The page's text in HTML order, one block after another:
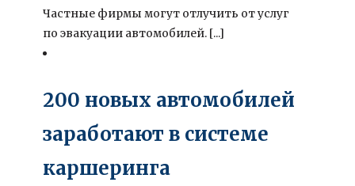
Частные фирмы могут отлучить от услуг
по эвакуации автомобилей. [...]
200 новых автомобилей
заработают в системе
каршеринга